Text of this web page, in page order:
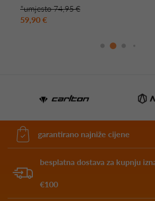
*umjesto 74,95 €
59,90 €
garantirano najniže cijene
besplatna dostava za kupnju
€100